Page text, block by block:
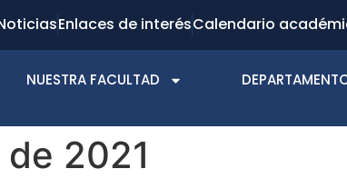
Enlaces de interésCalendario
NUESTRA FACULTAD
2021